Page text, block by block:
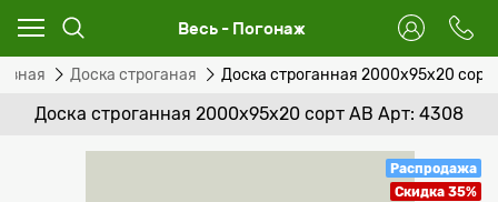
Весь - Погонаж
Доска строганая Доска строганная 2000x95x20 сорт
Доска строганная 2000x95x20 сорт АВ Арт: 4308
Распродажа
Скидка 35%